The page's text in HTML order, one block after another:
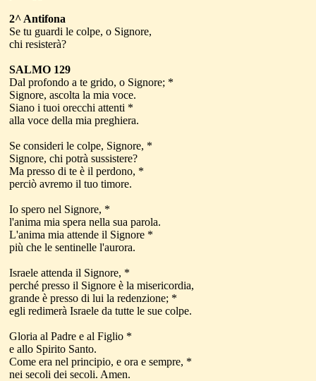
2^ Antifona
Se tu guardi le colpe, o Signore,
chi resisterà?
SALMO 129
Dal profondo a te grido, o Signore; *
Signore, ascolta la mia voce.
Siano i tuoi orecchi attenti *
alla voce della mia preghiera.
Se consideri le colpe, Signore, *
Signore, chi potrà sussistere?
Ma presso di te è il perdono, *
perciò avremo il tuo timore.
Io spero nel Signore, *
l'anima mia spera nella sua parola.
L'anima mia attende il Signore *
più che le sentinelle l'aurora.
Israele attenda il Signore, *
perché presso il Signore è la misericordia,
grande è presso di lui la redenzione; *
egli redimerà Israele da tutte le sue colpe.
Gloria al Padre e al Figlio *
e allo Spirito Santo.
Come era nel principio, e ora e sempre, *
nei secoli dei secoli. Amen.